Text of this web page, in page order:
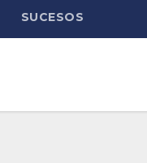
SUCESOS